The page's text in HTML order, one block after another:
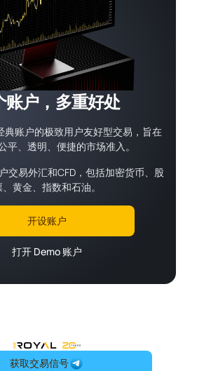
账户，多重好处
典账户的极致用户友好型交易，旨在
平、透明、便捷的市场准入。
交易外汇和CFD，包括加密货币、股
、黄金、指数和石油。
开设账户
打开 Demo 账户
OneRoyal Home
获取交易信号